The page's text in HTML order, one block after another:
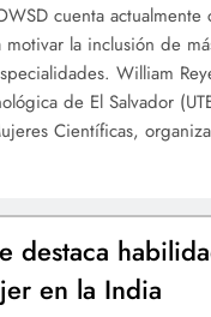
cuenta
la inclusión de
William
de El Salvador
Científicas,
destaca
en la India